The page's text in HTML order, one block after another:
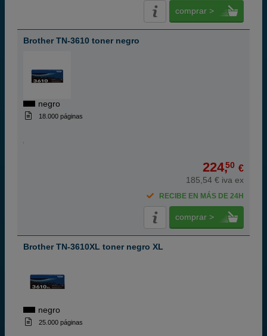
comprar >
Brother TN-3610 toner negro
negro
18.000 páginas
224,50 €
185,54 € iva ex
RECIBE EN MÁS DE 24H
comprar >
Brother TN-3610XL toner negro XL
negro
25.000 páginas